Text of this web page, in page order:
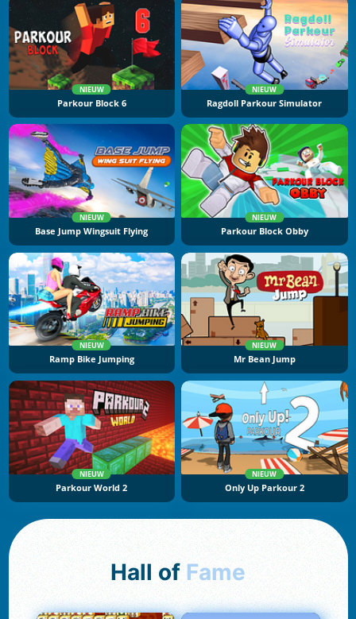
NIEUW
Parkour Block 6
NIEUW
Ragdoll Parkour Simulator
NIEUW
Base Jump Wingsuit Flying
NIEUW
Parkour Block Obby
NIEUW
Ramp Bike Jumping
NIEUW
Mr Bean Jump
NIEUW
Parkour World 2
NIEUW
Only Up Parkour 2
Hall of Fame